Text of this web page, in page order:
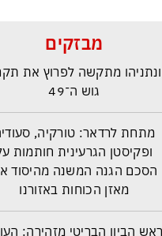
מבזקים
איזנקוט מתבסס במקום הראשון
ונתניהו מתקשה לפרוץ את
גוש ה־49
מתחת לרדאר: טורקיה,
ופקיסטן הגרעינית חותמות
הסכם הגנה המשנה מהיסוד
מאזן הכוחות באזורנו
ראש הביון הבריטי מזהירה: